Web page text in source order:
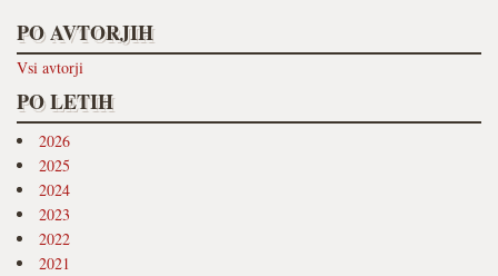
PO AVTORJIH
Vsi avtorji
PO LETIH
2026
2025
2024
2023
2022
2021